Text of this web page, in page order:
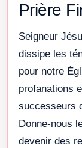
Prière
Seigneur
dissipe les
pour notre
profanations
successeurs
Donne-nous
devenir des